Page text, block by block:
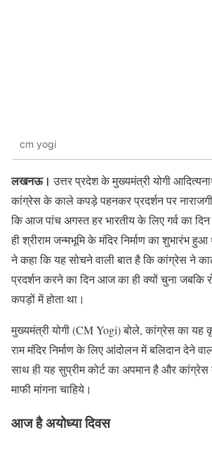
cm yogi
लखनऊ। उत्तर प्रदेश के मुख्यमंत्री योगी
कांग्रेस के काले कपड़े पहनकर प्रदर्शन पर
कि आज पांच अगस्त हर भारतीय के लिए गर्व का
ही श्रीराम जन्मभूमि के मंदिर निर्माण का शुभारंभ
ने कहा कि यह सोचने वाली बात है कि कांग्रेस ने
प्रदर्शन करने का दिन आज का ही क्यों चुना जबकि
कपड़ों में होता था।
मुख्यमंत्री योगी (CM Yogi) बोले, कांग्रेस का यह
राम मंदिर निर्माण के लिए आंदोलन में बलिदान देने
साथ ही यह सुप्रीम कोर्ट का अपमान है और
माफी मांगना चाहिये।
आज है अयोध्या दिवस